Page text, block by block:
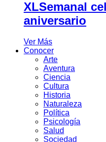
XLSemanal
aniversario
Ver Más
Conocer
Arte
Aventura
Ciencia
Cultura
Historia
Naturaleza
Política
Psicología
Salud
Sociedad